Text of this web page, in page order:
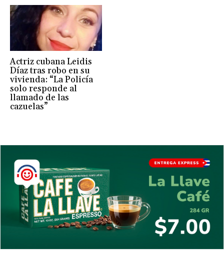
Actriz cubana Leidis
Díaz tras robo en su
vivienda: “La Policía
solo responde al
llamado de las
cazuelas”